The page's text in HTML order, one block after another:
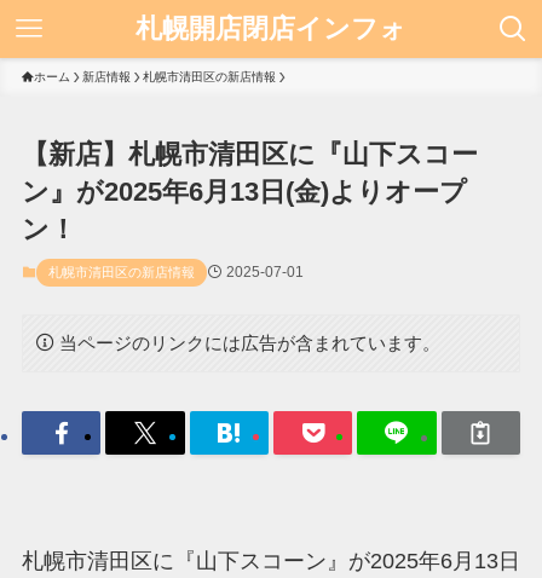
札幌開店閉店インフォ
ホーム 新店情報 札幌市清田区の新店情報
【新店】札幌市清田区に『山下スコー
ン』が2025年6月13日(金)よりオープ
ン！
札幌市清田区の新店情報 2025-07-01
当ページのリンクには広告が含まれています。
札幌市清田区に『山下スコーン』が2025年6月13日